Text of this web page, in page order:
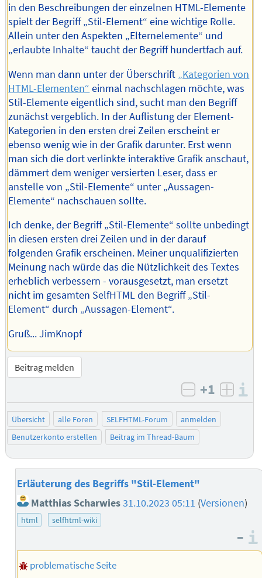
in den Beschreibungen der einzelnen HTML-Elemente
spielt der Begriff „Stil-Element“ eine wichtige Rolle.
Allein unter den Aspekten „Elternelemente“ und
„erlaubte Inhalte“ taucht der Begriff hundertfach auf.
Wenn man dann unter der Überschrift „Kategorien von
HTML-Elementen“ einmal nachschlagen möchte, was
Stil-Elemente eigentlich sind, sucht man den Begriff
zunächst vergeblich. In der Auflistung der Element-
Kategorien in den ersten drei Zeilen erscheint er
ebenso wenig wie in der Grafik darunter. Erst wenn
man sich die dort verlinkte interaktive Grafik anschaut,
dämmert dem weniger versierten Leser, dass er
anstelle von „Stil-Elemente“ unter „Aussagen-
Elemente“ nachschauen sollte.
Ich denke, der Begriff „Stil-Elemente“ sollte unbedingt
in diesen ersten drei Zeilen und in der darauf
folgenden Grafik erscheinen. Meiner unqualifizierten
Meinung nach würde das die Nützlichkeit des Textes
erheblich verbessern - vorausgesetzt, man ersetzt
nicht im gesamten SelfHTML den Begriff „Stil-
Element“ durch „Aussagen-Element“.
Gruß... JimKnopf
Beitrag melden
negativ
+1
Übersicht alle Foren SELFHTML-Forum
anmelden
Benutzerkonto erstellen
Beitrag im Thread-Baum
Erläuterung des Begriffs "Stil-Element"
Matthias Scharwies31.10.2023 05:11 (Versionen)
html selfhtml-wiki
–
problematische Seite